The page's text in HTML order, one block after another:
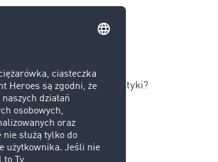
i do Niemiec
transportu, spedycji i logistyki?